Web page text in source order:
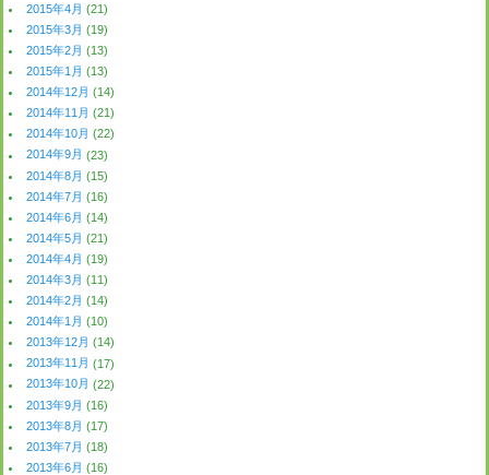
2015年4月 (21)
2015年3月 (19)
2015年2月 (13)
2015年1月 (13)
2014年12月 (14)
2014年11月 (21)
2014年10月 (22)
2014年9月 (23)
2014年8月 (15)
2014年7月 (16)
2014年6月 (14)
2014年5月 (21)
2014年4月 (19)
2014年3月 (11)
2014年2月 (14)
2014年1月 (10)
2013年12月 (14)
2013年11月 (17)
2013年10月 (22)
2013年9月 (16)
2013年8月 (17)
2013年7月 (18)
2013年6月 (16)